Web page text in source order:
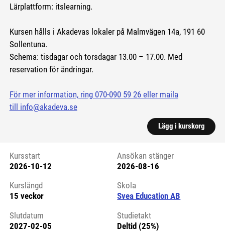
Lärplattform: itslearning.
Kursen hålls i Akadevas lokaler på Malmvägen 14a, 191 60
Sollentuna.
Schema: tisdagar och torsdagar 13.00 – 17.00. Med
reservation för ändringar.
För mer information, ring 070-090 59 26 eller maila
till info@akadeva.se
Lägg i kurskorg
Kursstart 6167792
Kursstart
2026-10-12
Ansökan stänger
2026-08-16
Kurslängd
15 veckor
Skola
Svea Education AB
Slutdatum
2027-02-05
Studietakt
Deltid (25%)